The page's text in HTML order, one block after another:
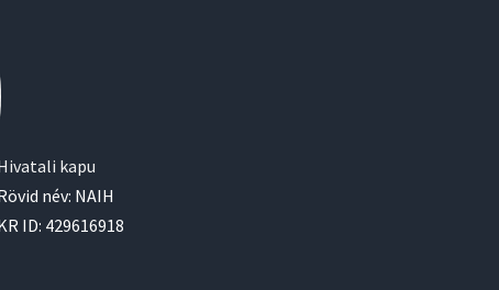
kapu
név: NAIH
ID: 429616918